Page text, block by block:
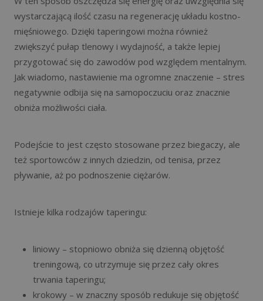
wystarczającą ilość czasu na regenerację układu kostno-
mięśniowego. Dzięki taperingowi można również
zwiększyć pułap tlenowy i wydajność, a także lepiej
przygotować się do zawodów pod względem mentalnym.
Jak wiadomo, nastawienie ma ogromne znaczenie – stres
negatywnie odbija się na samopoczuciu oraz znacznie
obniża możliwości ciała.
Podejście to jest często stosowane przez biegaczy, ale
też sportowców z innych dziedzin, od tenisa, przez
pływanie, aż po podnoszenie ciężarów.
Istnieje kilka rodzajów taperingu:
liniowy – stopniowo obniża się dzienną objętość
treningową, co utrzymuje się przez cały okres
trwania taperingu;
krokowy – w znaczny sposób redukuje się objętość